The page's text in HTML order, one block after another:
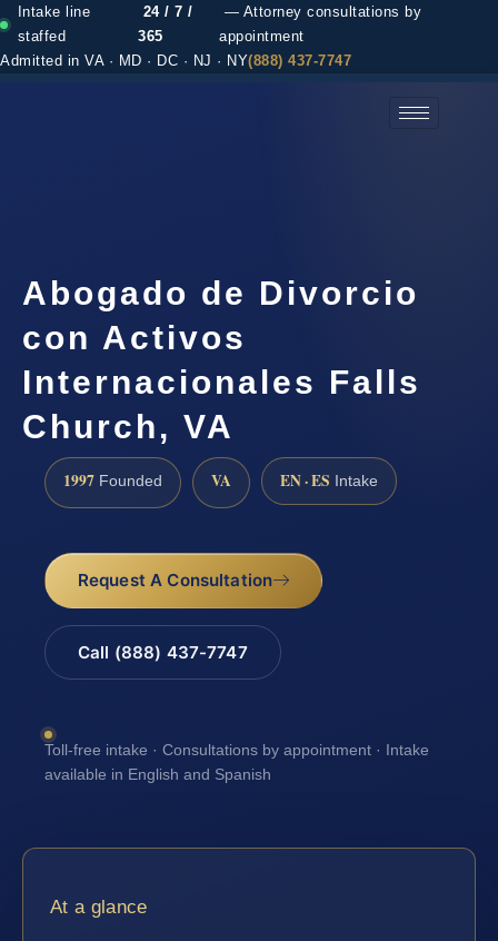
Intake line
staffed
24 / 7 /
365
— Attorney consultations by
appointment
Admitted in VA · MD · DC · NJ · NY(888) 437-7747
Abogado de Divorcio
con Activos
Internacionales Falls
Church, VA
1997 Founded VA EN · ES Intake
Request A Consultation
Call (888) 437-7747
Toll-free intake · Consultations by appointment · Intake
available in English and Spanish
At a glance